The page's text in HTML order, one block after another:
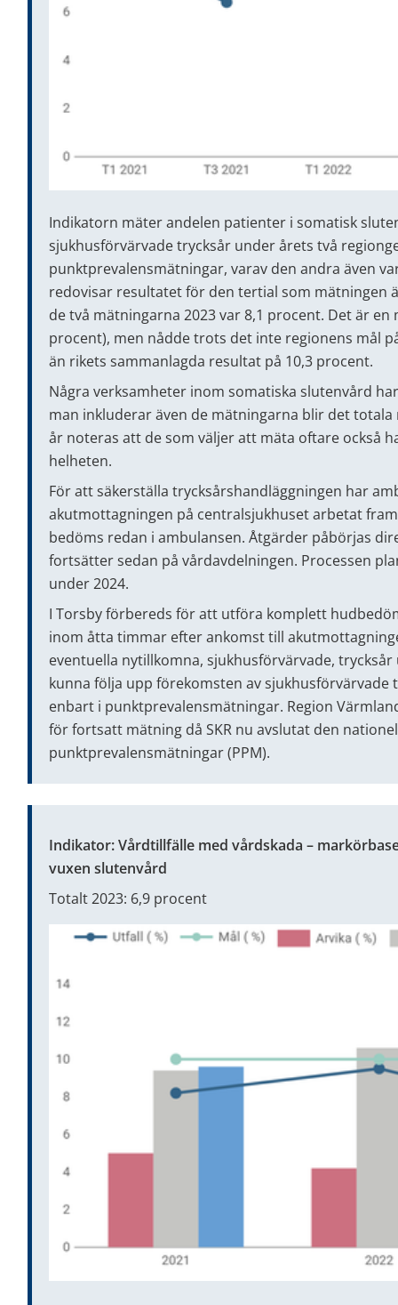
Indikatorn mäter andelen patienter i somatisk
sjukhusförvärvade trycksår under årets två
punktprevalensmätningar, varav den andra även
redovisar resultatet för den tertial som mätningen
de två mätningarna 2023 var 8,1 procent. Det är
procent), men nådde trots det inte regionens mål
än rikets sammanlagda resultat på 10,3 procent.
Några verksamheter inom somatiska slutenvård
man inkluderar även de mätningarna blir det
år noteras att de som väljer att mäta oftare också
helheten.
För att säkerställa trycksårshandläggningen har
akutmottagningen på centralsjukhuset arbetat
bedöms redan i ambulansen. Åtgärder påbörjas
fortsätter sedan på vårdavdelningen. Processen
under 2024.
I Torsby förbereds för att utföra komplett
inom åtta timmar efter ankomst till
eventuella nytillkomna, sjukhusförvärvade,
kunna följa upp förekomsten av
enbart i punktprevalensmätningar. Region
för fortsatt mätning då SKR nu avslutat den
punktprevalensmätningar (PPM).
Indikator: Vårdtillfälle med vårdskada –
vuxen slutenvård
Totalt 2023: 6,9 procent